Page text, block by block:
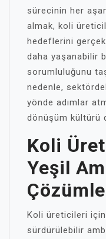
sürecinin her
almak, koli
hedeflerini
daha yaşanabilir
sorumluluğunu
nedenle,
yönde adımlar
dönüşüm kültürü
Koli
Yeşil
Koli üreticileri
sürdürülebilir